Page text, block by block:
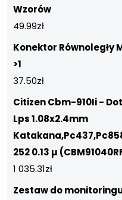
Wzorów
49.99zł
Konektor Równoległy
>1
37.50zł
Citizen Cbm-910Ii -
Lps 1.08x2.4mm
252 0.13 µ
1 035.31zł
Zestaw do